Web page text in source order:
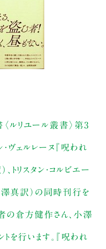
ルリユール叢書〉第3
ヴェルレーヌ『呪われ
トリスタン・コルビエー
澤真訳）の同時刊行を
の倉方健作さん、小澤
を行います。『呪われ